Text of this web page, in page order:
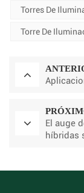
Torres De
Torre De
El auge
híbridas